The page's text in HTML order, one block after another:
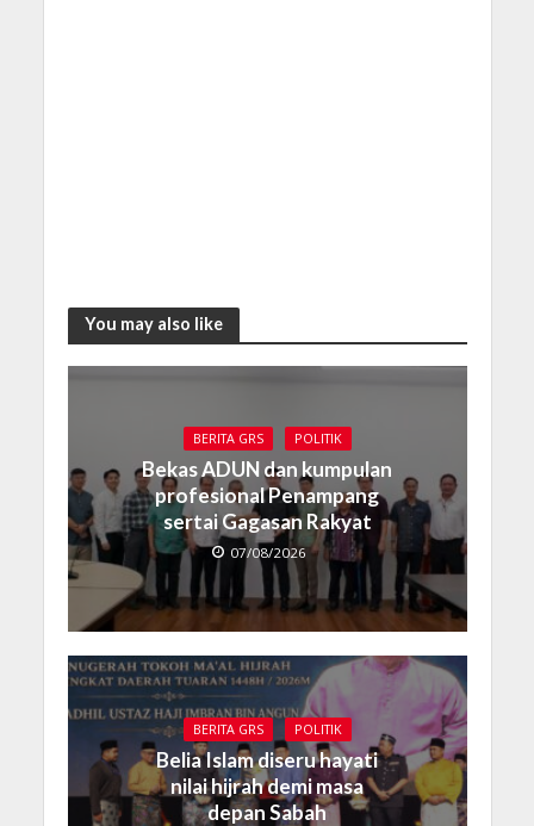
You may also like
BERITA GRS POLITIK
Bekas ADUN dan kumpulan
profesional Penampang
sertai Gagasan Rakyat
07/08/2026
BERITA GRS POLITIK
Belia Islam diseru hayati
nilai hijrah demi masa
depan Sabah